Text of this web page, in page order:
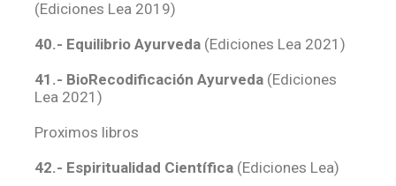
(Ediciones Lea 2019)
40.- Equilibrio Ayurveda (Ediciones Lea 2021)
41.- BioRecodificación Ayurveda (Ediciones
Lea 2021)
Proximos libros
42.- Espiritualidad Científica (Ediciones Lea)